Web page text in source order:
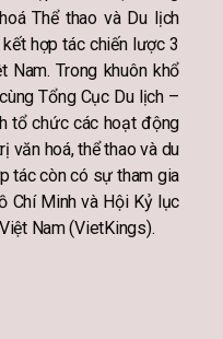
Thể thao và Du lịch
hợp tác chiến lược 3
Nam. Trong khuôn khổ
Tổng Cục Du lịch –
tổ chức các hoạt động
văn hoá, thể thao và du
tác còn có sự tham gia
Chí Minh và Hội Kỷ lục
Nam (VietKings).